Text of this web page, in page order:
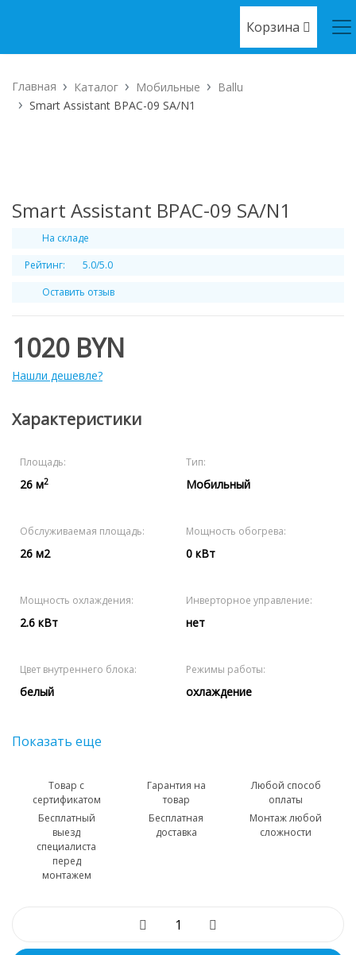
Корзина
Главная Каталог Мобильные
Ballu
Smart Assistant BPAC-09 SA/N1
Smart Assistant BPAC-09 SA/N1
На складе
Рейтинг:
5.0/5.0
Оставить отзыв
1020 BYN
Нашли дешевле?
Характеристики
Площадь:
26 м2
Тип:
Мобильный
Обслуживаемая площадь:
26 м2
Мощность обогрева:
0 кВт
Мощность охлаждения:
2.6 кВт
Инверторное управление:
нет
Цвет внутреннего блока:
белый
Режимы работы:
охлаждение
Показать еще
Товар с
сертификатом
Гарантия на
товар
Любой способ
оплаты
Бесплатный
выезд
специалиста
перед
монтажем
Бесплатная
доставка
Монтаж любой
сложности